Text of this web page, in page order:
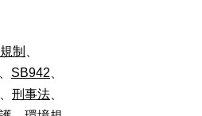
制
SB942
刑事法